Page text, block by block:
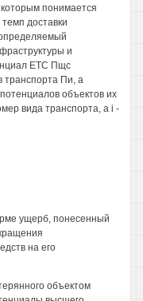
понимается
доставки
и
ETC Пщс
транспорта Пи, а
объектов их
вида транспорта, a i -
ущерб, понесенный
на его
объектом